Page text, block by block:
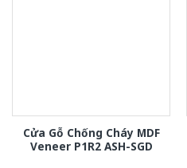
Cửa Gỗ Chống Cháy MDF
Veneer P1R2 ASH-SGD